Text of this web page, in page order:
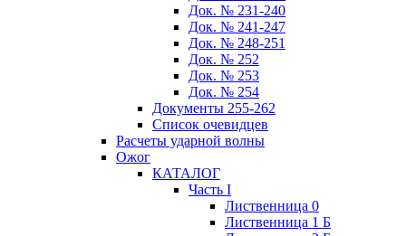
Док. № 231-240
Док. № 241-247
Док. № 248-251
Док. № 252
Док. № 253
Док. № 254
Документы 255-262
Список очевидцев
Расчеты ударной волны
Ожог
КАТАЛОГ
Часть I
Лиственница 0
Лиственница 1 Б